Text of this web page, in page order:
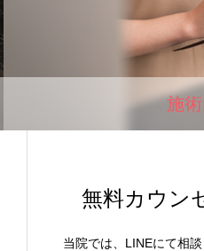
施
無料カウン
当院では、LINEにて相